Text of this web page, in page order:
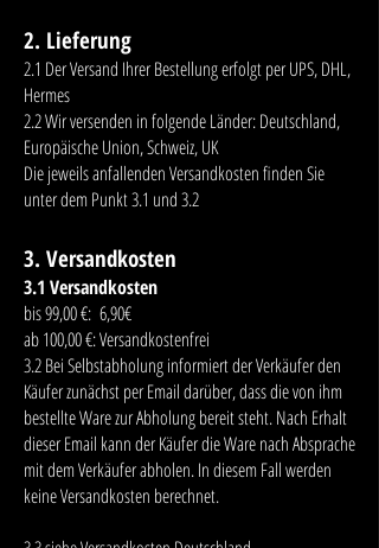
2. Lieferung
2.1 Der Versand Ihrer Bestellung erfolgt per UPS, DHL,
Hermes
2.2 Wir versenden in folgende Länder: Deutschland,
Europäische Union, Schweiz, UK
Die jeweils anfallenden Versandkosten finden Sie
unter dem Punkt 3.1 und 3.2
3. Versandkosten
3.1 Versandkosten
bis 99,00 €: 6,90€
ab 100,00 €: Versandkostenfrei
3.2 Bei Selbstabholung informiert der Verkäufer den
Käufer zunächst per Email darüber, dass die von ihm
bestellte Ware zur Abholung bereit steht. Nach Erhalt
dieser Email kann der Käufer die Ware nach Absprache
mit dem Verkäufer abholen. In diesem Fall werden
keine Versandkosten berechnet.